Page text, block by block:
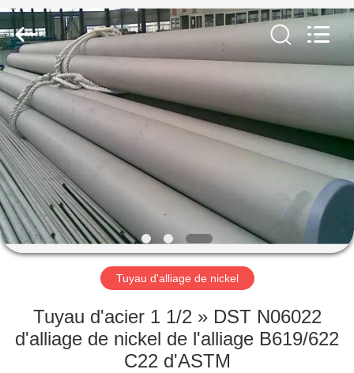
MAISON
PRODUITS
AU
SUJET
DE
NOUS
VISITE
D'USINE
TOBO
GROUP
CHINA.
All
Rights
Reserved.
Tuyau d'alliage de nickel
Tuyau d'acier 1 1/2 » DST N06022
d'alliage de nickel de l'alliage B619/622
C22 d'ASTM